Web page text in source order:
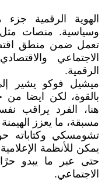
الهوية الرقمية
وسياسية. منصات
تعمل ضمن منطق
الاجتماعي
الرقمية.
ميشيل فوكو يشير
بالقوة، لكن ايضا من
هنا، الفرد يراقب
مسبقة، ما يعزز
تشومسكي وكتاباته
يمكن للأنظمة
حتى عبر ما يبدو
الاجتماعي.